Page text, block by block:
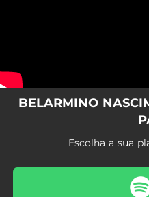
BELARMINO
Escolha a sua